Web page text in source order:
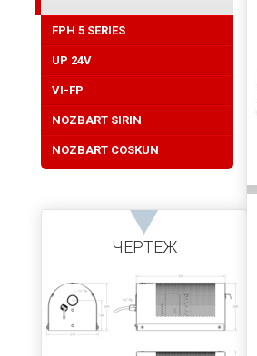
FPH 5 SERIES
UP 24V
VI-FP
NOZBART SIRIN
NOZBART COSKUN
ЧЕРТЕЖ